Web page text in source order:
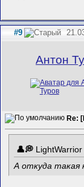
#9
Антон
Re:
LightWarrior
А откуда такая